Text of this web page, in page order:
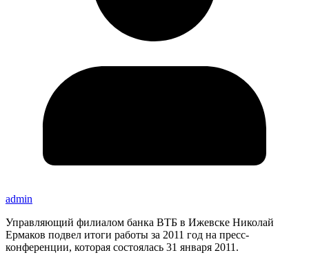
admin
Управляющий филиалом банка ВТБ в Ижевске Николай
Ермаков подвел итоги работы за 2011 год на пресс-
конференции, которая состоялась 31 января 2011.